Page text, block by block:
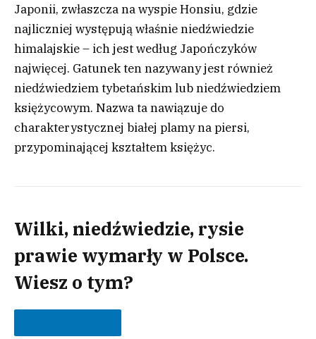
Japonii, zwłaszcza na wyspie Honsiu, gdzie
najliczniej występują właśnie niedźwiedzie
himalajskie – ich jest według Japończyków
najwięcej. Gatunek ten nazywany jest również
niedźwiedziem tybetańskim lub niedźwiedziem
księżycowym. Nazwa ta nawiązuje do
charakterystycznej białej plamy na piersi,
przypominającej kształtem księżyc.
Wilki, niedźwiedzie, rysie
prawie wymarły w Polsce.
Wiesz o tym?